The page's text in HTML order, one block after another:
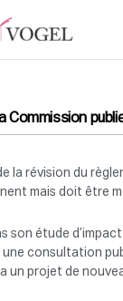
la révision du
mais doit être
son étude
consultation
un projet de